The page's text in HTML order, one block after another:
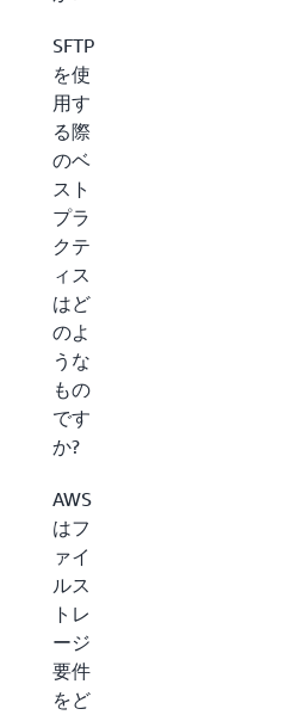
SFTP
を使
用す
る際
のベ
スト
プラ
クテ
ィス
はど
のよ
うな
もの
です
か?
AWS
はフ
ァイ
ルス
トレ
ージ
要件
をど